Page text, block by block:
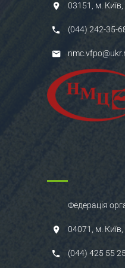
03151, м.
(044) 242-35-
Федерація
04071, м.
(044) 425 55 25